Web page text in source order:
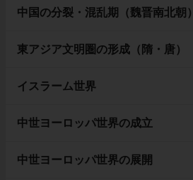
中国の分裂・混乱期（魏晋南北朝）
東アジア文明圏の形成（隋・唐）
イスラーム世界
中世ヨーロッパ世界の成立
中世ヨーロッパ世界の展開